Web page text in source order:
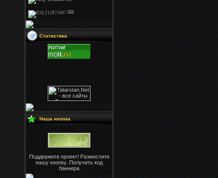
NFS
Статистика
Наша кнопка
Поддержите проект! Разместите
нашу кнопку. Получить код
баннера